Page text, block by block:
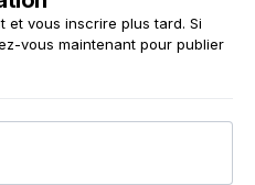
et vous inscrire plus tard. Si
vous maintenant pour publier